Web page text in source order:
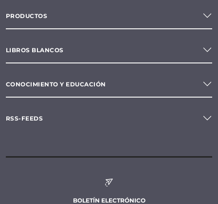
PRODUCTOS
LIBROS BLANCOS
CONOCIMIENTO Y EDUCACIÓN
RSS-FEEDS
BOLETÍN ELECTRÓNICO